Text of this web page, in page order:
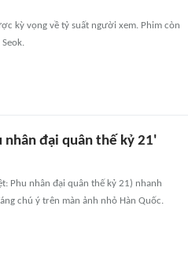
kỳ vọng về tỷ suất người xem. Phim còn
đại quân thế kỷ 21'
Phu nhân đại quân thế kỷ 21) nhanh
chú ý trên màn ảnh nhỏ Hàn Quốc.